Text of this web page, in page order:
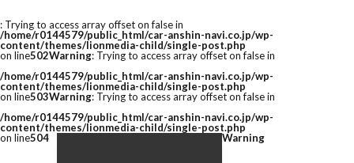
: Trying to access array offset on false in
/home/r0144579/public_html/car-anshin-navi.co.jp/wp-
content/themes/lionmedia-child/single-post.php
on line502Warning: Trying to access array offset on false in
/home/r0144579/public_html/car-anshin-navi.co.jp/wp-
content/themes/lionmedia-child/single-post.php
on line503Warning: Trying to access array offset on false in
/home/r0144579/public_html/car-anshin-navi.co.jp/wp-
content/themes/lionmedia-child/single-post.php
on line504 Warning